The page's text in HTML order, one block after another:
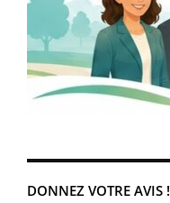
DONNEZ VOTRE AVIS !